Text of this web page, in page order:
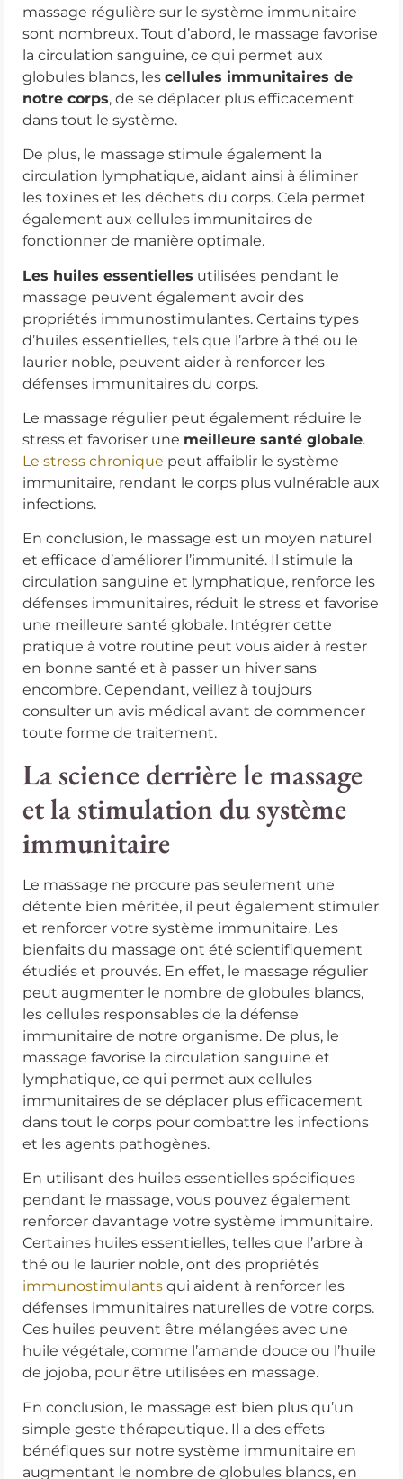
massage régulière sur le système immunitaire
sont nombreux. Tout d’abord, le massage favorise
la circulation sanguine, ce qui permet aux
globules blancs, les cellules immunitaires de
notre corps, de se déplacer plus efficacement
dans tout le système.
De plus, le massage stimule également la
circulation lymphatique, aidant ainsi à éliminer
les toxines et les déchets du corps. Cela permet
également aux cellules immunitaires de
fonctionner de manière optimale.
Les huiles essentielles utilisées pendant le
massage peuvent également avoir des
propriétés immunostimulantes. Certains types
d’huiles essentielles, tels que l’arbre à thé ou le
laurier noble, peuvent aider à renforcer les
défenses immunitaires du corps.
Le massage régulier peut également réduire le
stress et favoriser une meilleure santé globale.
Le stress chronique peut affaiblir le système
immunitaire, rendant le corps plus vulnérable aux
infections.
En conclusion, le massage est un moyen naturel
et efficace d’améliorer l’immunité. Il stimule la
circulation sanguine et lymphatique, renforce les
défenses immunitaires, réduit le stress et favorise
une meilleure santé globale. Intégrer cette
pratique à votre routine peut vous aider à rester
en bonne santé et à passer un hiver sans
encombre. Cependant, veillez à toujours
consulter un avis médical avant de commencer
toute forme de traitement.
La science derrière le massage
et la stimulation du système
immunitaire
Le massage ne procure pas seulement une
détente bien méritée, il peut également stimuler
et renforcer votre système immunitaire. Les
bienfaits du massage ont été scientifiquement
étudiés et prouvés. En effet, le massage régulier
peut augmenter le nombre de globules blancs,
les cellules responsables de la défense
immunitaire de notre organisme. De plus, le
massage favorise la circulation sanguine et
lymphatique, ce qui permet aux cellules
immunitaires de se déplacer plus efficacement
dans tout le corps pour combattre les infections
et les agents pathogènes.
En utilisant des huiles essentielles spécifiques
pendant le massage, vous pouvez également
renforcer davantage votre système immunitaire.
Certaines huiles essentielles, telles que l’arbre à
thé ou le laurier noble, ont des propriétés
immunostimulants qui aident à renforcer les
défenses immunitaires naturelles de votre corps.
Ces huiles peuvent être mélangées avec une
huile végétale, comme l’amande douce ou l’huile
de jojoba, pour être utilisées en massage.
En conclusion, le massage est bien plus qu’un
simple geste thérapeutique. Il a des effets
bénéfiques sur notre système immunitaire en
augmentant le nombre de globules blancs, en